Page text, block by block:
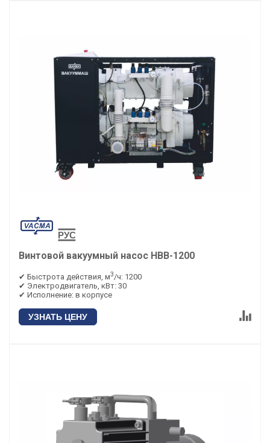
Винтовой вакуумный насос НВВ-1200
✔ Быстрота действия, м3/ч: 1200
✔ Электродвигатель, кВт: 30
✔ Исполнение: в корпусе
УЗНАТЬ ЦЕНУ